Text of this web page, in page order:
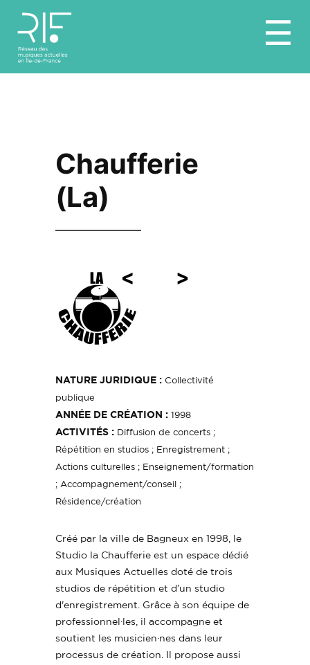
☰
Chaufferie
(La)
NATURE JURIDIQUE : Collectivité
publique
ANNÉE DE CRÉATION : 1998
ACTIVITÉS : Diffusion de concerts ;
Répétition en studios ; Enregistrement ;
Actions culturelles ; Enseignement/formation
; Accompagnement/conseil ;
Résidence/création
Créé par la ville de Bagneux en 1998, le
Studio la Chaufferie est un espace dédié
aux Musiques Actuelles doté de trois
studios de répétition et d’un studio
d'enregistrement. Grâce à son équipe de
professionnel·les, il accompagne et
soutient les musicien·nes dans leur
processus de création. Il propose aussi
< >